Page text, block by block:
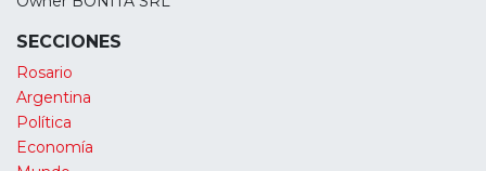
SECCIONES
Rosario
Argentina
Política
Economía